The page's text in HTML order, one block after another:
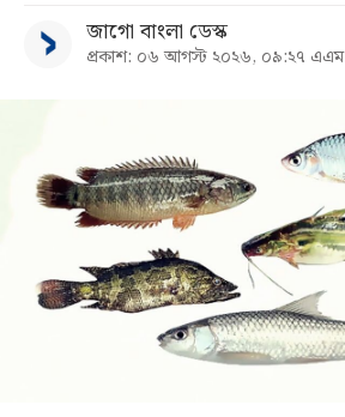
জাগো বাংলা ডেস্ক
প্রকাশ: ০৬ আগস্ট ২০২৬, ০৯:২৭ এএম